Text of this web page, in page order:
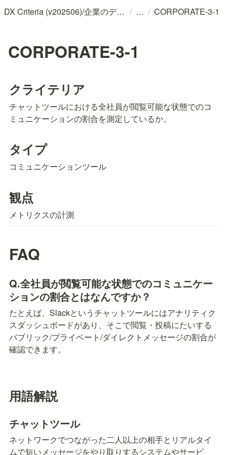
DX Criteria (v202506)/企業のデジタル化とソフトウェア活用のためのガイドライン / / CORPORATE-3-1
CORPORATE-3-1
クライテリア
チャットツールにおける全社員が閲覧可能な状態でのコ
ミュニケーションの割合を測定しているか。
タイプ
コミュニケーションツール
観点
メトリクスの計測
FAQ
Q.全社員が閲覧可能な状態でのコミュニケー
ションの割合とはなんですか？
たとえば、Slackというチャットツールにはアナリティク
スダッシュボードがあり、そこで閲覧・投稿にたいする
パブリック/プライベート/ダイレクトメッセージの割合が
確認できます。
用語解説
チャットツール
ネットワークでつながった二人以上の相手とリアルタイ
ムで短いメッセージをやり取りするシステムやサービ